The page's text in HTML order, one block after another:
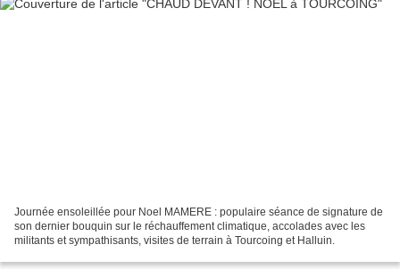
Journée ensoleillée pour Noel MAMERE : populaire séance de signature de
son dernier bouquin sur le réchauffement climatique, accolades avec les
militants et sympathisants, visites de terrain à Tourcoing et Halluin.